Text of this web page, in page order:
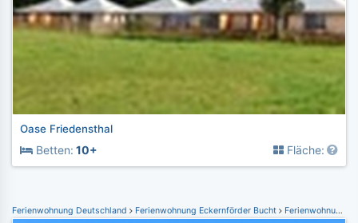
Oase Friedensthal
Betten: 10+ Fläche:
Ferienwohnung Deutschland Ferienwohnung Eckernförder Bucht Ferienwohnung Schwedeneck